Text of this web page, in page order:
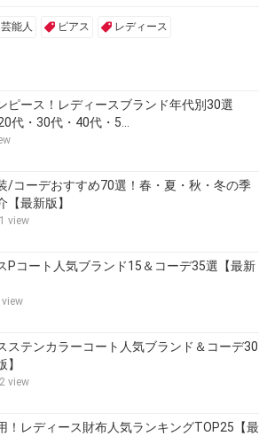
芸能人 ピアス レディース
ピース！レディースブランド年代別30選
代・30代・40代・5…
/コーデおすすめ70選！春・夏・秋・冬の季
【最新版】
view
Pコート人気ブランド15＆コーデ35選【最新
ステンカラーコート人気ブランド＆コーデ30
view
！レディース財布人気ランキングTOP25【最